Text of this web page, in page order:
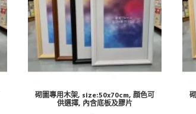
砌圖專用木架, size:50x70cm, 顔色可
供選擇, 內含底板及膠片